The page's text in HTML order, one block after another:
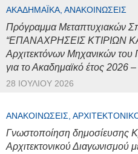
ΑΚΑΔΗΜΑΪΚΆ, ΑΝΑΚΟΙΝΏΣΕΙΣ
Πρόγραμμα Μεταπτυχιακών
“ΕΠΑΝΑΧΡΗΣΕΙΣ ΚΤΙΡΙΩΝ
Αρχιτεκτόνων Μηχανικών του
για το Ακαδημαϊκό έτος 2026
28 ΙΟΥΛΊΟΥ 2026
ΑΝΑΚΟΙΝΏΣΕΙΣ,
Γνωστοποίηση δημοσίευσης
Αρχιτεκτονικού